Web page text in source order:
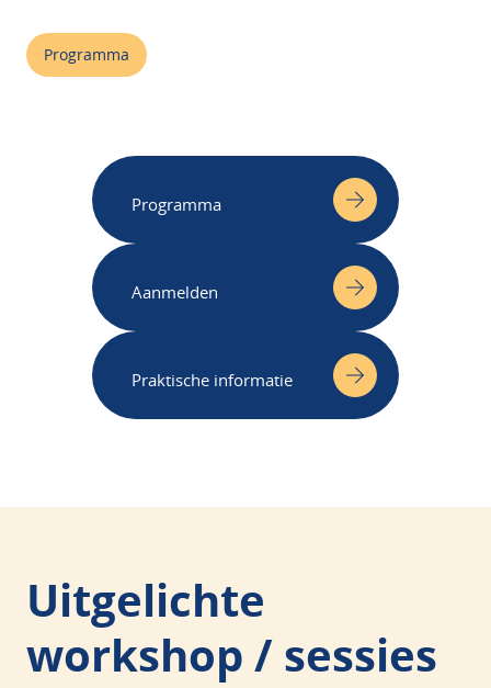
Programma
Programma
Aanmelden
Praktische informatie
Uitgelichte
workshop / sessies